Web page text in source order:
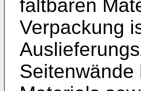
faltbaren
Verpackung